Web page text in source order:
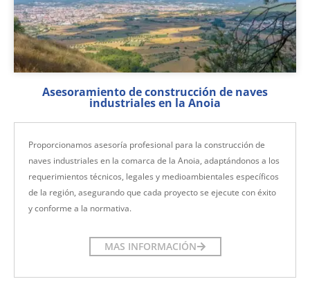
Asesoramiento de construcción de naves
industriales en la Anoia
Proporcionamos asesoría profesional para la construcción de
naves industriales en la comarca de la Anoia, adaptándonos a los
requerimientos técnicos, legales y medioambientales específicos
de la región, asegurando que cada proyecto se ejecute con éxito
y conforme a la normativa.
MAS INFORMACIÓN